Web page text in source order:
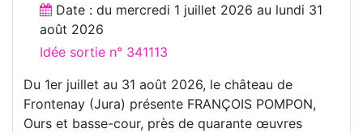
Date : du mercredi 1 juillet 2026 au lundi 31
août 2026
Idée sortie n° 341113
Du 1er juillet au 31 août 2026, le château de
Frontenay (Jura) présente FRANÇOIS POMPON,
Ours et basse-cour, près de quarante œuvres